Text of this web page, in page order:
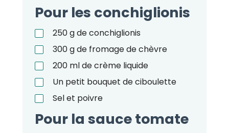
Pour les conchiglionis
250gde conchiglionis
300gde fromage de chèvre
200 mlde crème liquide
Un petit bouquet de ciboulette
Sel et poivre
Pour la sauce tomate